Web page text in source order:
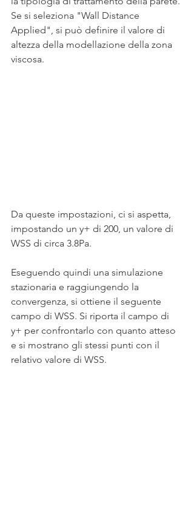
Se si seleziona "Wall Distance
Applied", si può definire il valore di
altezza della modellazione della zona
viscosa.
Da queste impostazioni, ci si aspetta,
impostando un y+ di 200, un valore di
WSS di circa 3.8Pa.
Eseguendo quindi una simulazione
stazionaria e raggiungendo la
convergenza, si ottiene il seguente
campo di WSS. Si riporta il campo di
y+ per confrontarlo con quanto atteso
e si mostrano gli stessi punti con il
relativo valore di WSS.